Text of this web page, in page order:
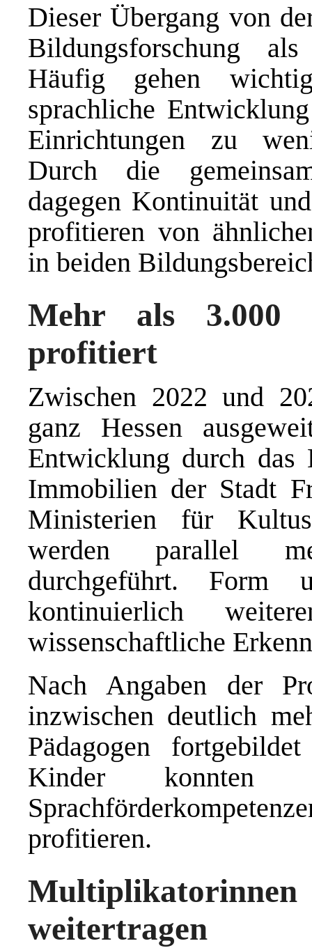
Dieser Übergang von
Bildungsforschung
Häufig gehen
sprachliche
Einrichtungen zu
Durch die
dagegen Kontinuität
profitieren von
in beiden
Mehr als 3.000
profitiert
Zwischen 2022 und
ganz Hessen
Entwicklung durch das
Immobilien der Stadt
Ministerien für
werden parallel
durchgeführt. Form
kontinuierlich
wissenschaftliche
Nach Angaben der
inzwischen deutlich
Pädagogen
Kinder konnten
profitieren.
weitertragen